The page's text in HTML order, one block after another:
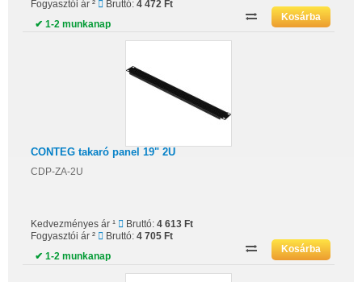
Fogyasztói ár ²
Bruttó: 4 472 Ft
✔ 1-2 munkanap
CONTEG takaró panel 19" 2U
CDP-ZA-2U
Kedvezményes ár ¹ Bruttó: 4 613 Ft
Fogyasztói ár ²
Bruttó: 4 705 Ft
✔ 1-2 munkanap